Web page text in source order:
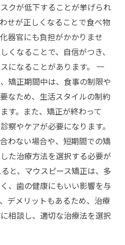
クが低下することが挙げられ
せが正しくなることで食べ物
器官にも負担がかかりませ
くなることで、自信がつき、
になることがあります。 一
矯正期間中は、食事の制限や
なため、生活スタイルの制約
す。また、矯正が終わって
察やケアが必要になります。
わない場合や、短期間での矯
た治療方法を選択する必要が
と、マウスピース矯正は、多
、歯の健康にもいい影響を与
デメリットもあるため、治療
相談し、適切な治療法を選択